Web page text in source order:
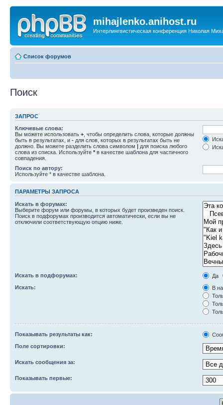
mihajlenko.anihost.ru
Интерлингвистическая конференция Николая
Список форумов
Поиск
ЗАПРОС
Ключевые слова:
Вы можете использовать + , чтобы определить слова, которые должны
быть в результатах, и - для слов, которых в результатах быть не
должно. Вы можете разделить слова символом | для поиска любого
слова из списка. Используйте * в качестве шаблона для частичного
совпадения.
Поиск по автору:
Используйте * в качестве шаблона.
ПАРАМЕТРЫ ЗАПРОСА
Искать в форумах:
Выберите форум или форумы, в которых будет произведен поиск.
Поиск в подфорумах производится автоматически, если вы не
отключили соответствующую опцию ниже.
Искать в подфорумах:
Да
Искать:
В
Показывать результаты как:
Поле сортировки:
Искать сообщения за:
Показывать первые: